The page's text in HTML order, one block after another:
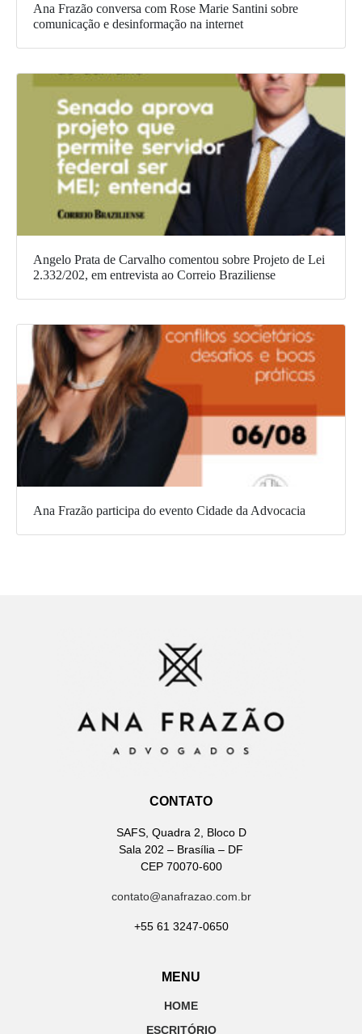
Ana Frazão conversa com Rose Marie Santini sobre
comunicação e desinformação na internet
Angelo Prata de Carvalho comentou sobre Projeto de Lei
2.332/202, em entrevista ao Correio Braziliense
Ana Frazão participa do evento Cidade da Advocacia
CONTATO
SAFS, Quadra 2, Bloco D
Sala 202 – Brasília – DF
CEP 70070-600
contato@anafrazao.com.br
+55 61 3247-0650
MENU
HOME
ESCRITÓRIO